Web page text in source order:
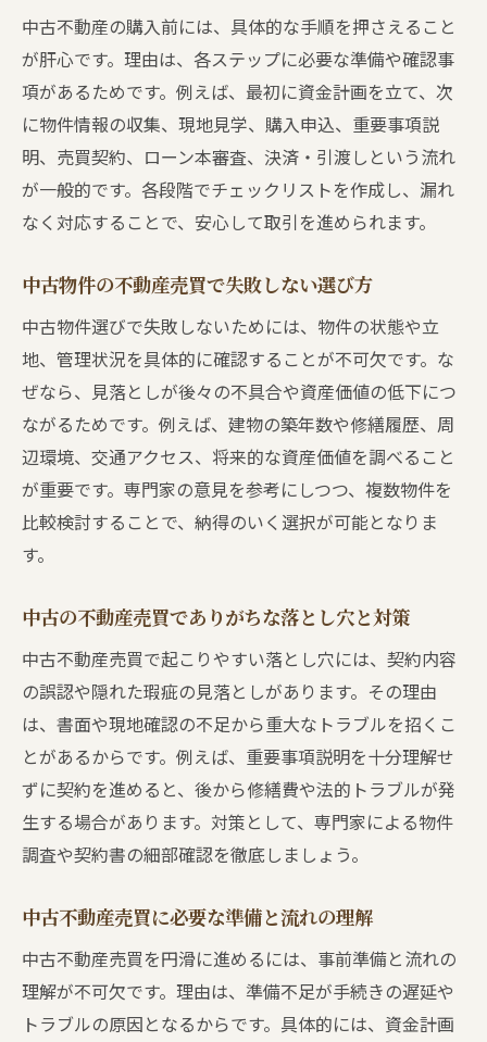
中古不動産の購入前には、具体的な手順を押さえること
が肝心です。理由は、各ステップに必要な準備や確認事
項があるためです。例えば、最初に資金計画を立て、次
に物件情報の収集、現地見学、購入申込、重要事項説
明、売買契約、ローン本審査、決済・引渡しという流れ
が一般的です。各段階でチェックリストを作成し、漏れ
なく対応することで、安心して取引を進められます。
中古物件の不動産売買で失敗しない選び方
中古物件選びで失敗しないためには、物件の状態や立
地、管理状況を具体的に確認することが不可欠です。な
ぜなら、見落としが後々の不具合や資産価値の低下につ
ながるためです。例えば、建物の築年数や修繕履歴、周
辺環境、交通アクセス、将来的な資産価値を調べること
が重要です。専門家の意見を参考にしつつ、複数物件を
比較検討することで、納得のいく選択が可能となりま
す。
中古の不動産売買でありがちな落とし穴と対策
中古不動産売買で起こりやすい落とし穴には、契約内容
の誤認や隠れた瑕疵の見落としがあります。その理由
は、書面や現地確認の不足から重大なトラブルを招くこ
とがあるからです。例えば、重要事項説明を十分理解せ
ずに契約を進めると、後から修繕費や法的トラブルが発
生する場合があります。対策として、専門家による物件
調査や契約書の細部確認を徹底しましょう。
中古不動産売買に必要な準備と流れの理解
中古不動産売買を円滑に進めるには、事前準備と流れの
理解が不可欠です。理由は、準備不足が手続きの遅延や
トラブルの原因となるからです。具体的には、資金計画